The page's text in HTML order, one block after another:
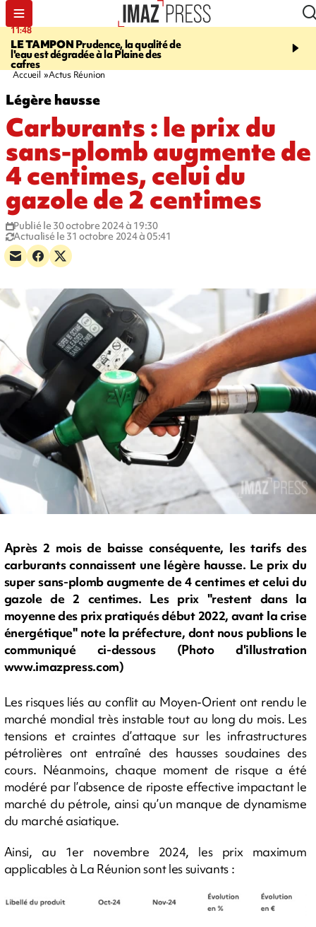
11:48
LE TAMPON Prudence, la qualité de
l'eau est dégradée à la Plaine des
cafres
12:48
Cap Lahoussaye du 10
Accueil Actus Réunion
Légère hausse
Carburants : le prix du
sans-plomb augmente de
4 centimes, celui du
gazole de 2 centimes
Publié le 30 octobre 2024 à 19:30
Actualisé le 31 octobre 2024 à 05:41
Après 2 mois de baisse conséquente, les tarifs des
carburants connaissent une légère hausse. Le prix du
super sans-plomb augmente de 4 centimes et celui du
gazole de 2 centimes. Les prix "restent dans la
moyenne des prix pratiqués début 2022, avant la crise
énergétique" note la préfecture, dont nous publions le
communiqué ci-dessous (Photo d'illustration
www.imazpress.com)
Les risques liés au conflit au Moyen-Orient ont rendu le
marché mondial très instable tout au long du mois. Les
tensions et craintes d’attaque sur les infrastructures
pétrolières ont entraîné des hausses soudaines des
cours. Néanmoins, chaque moment de risque a été
modéré par l’absence de riposte effective impactant le
marché du pétrole, ainsi qu’un manque de dynamisme
du marché asiatique.
Ainsi, au 1er novembre 2024, les prix maximum
applicables à La Réunion sont les suivants :